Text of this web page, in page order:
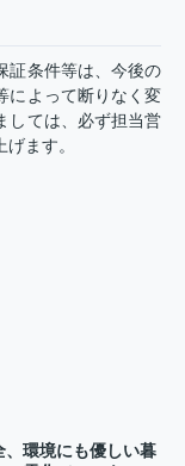
証条件等は、今後の
によって断りなく変
しては、必ず担当営
ます。
、環境にも優しい暮